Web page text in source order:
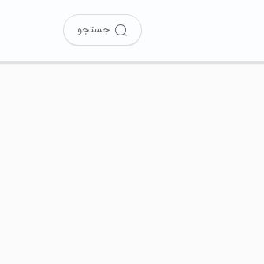
جستجو